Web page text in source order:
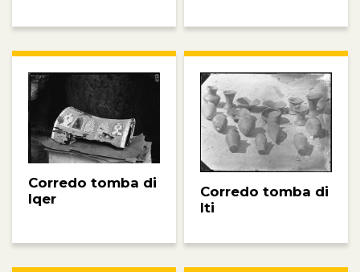
Corredo tomba di
Iqer
Corredo tomba di
Iti